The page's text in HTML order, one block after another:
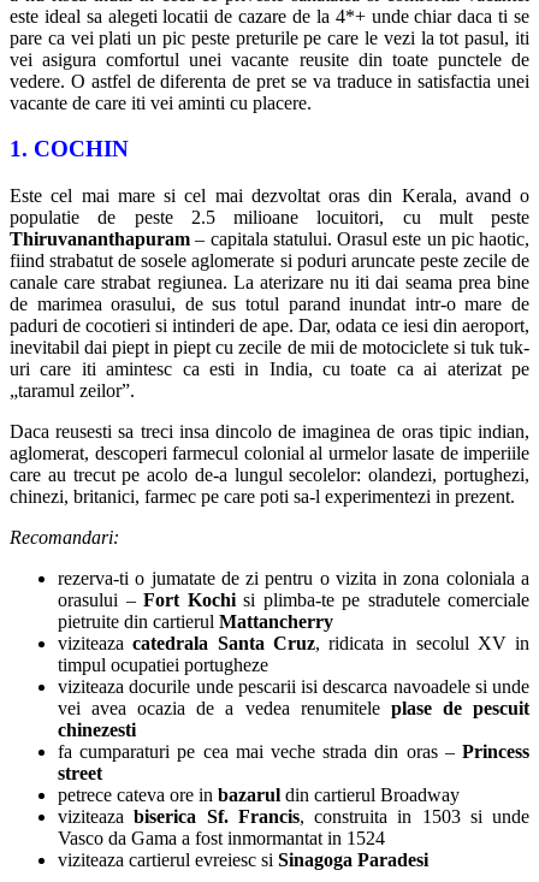
este ideal sa alegeti locatii de cazare de la 4*+ unde chiar daca ti se
pare ca vei plati un pic peste preturile pe care le vezi la tot pasul, iti
vei asigura comfortul unei vacante reusite din toate punctele de
vedere. O astfel de diferenta de pret se va traduce in satisfactia unei
vacante de care iti vei aminti cu placere.
1. COCHIN
Este cel mai mare si cel mai dezvoltat oras din Kerala, avand o
populatie de peste 2.5 milioane locuitori, cu mult peste
Thiruvananthapuram – capitala statului. Orasul este un pic haotic,
fiind strabatut de sosele aglomerate si poduri aruncate peste zecile de
canale care strabat regiunea. La aterizare nu iti dai seama prea bine
de marimea orasului, de sus totul parand inundat intr-o mare de
paduri de cocotieri si intinderi de ape. Dar, odata ce iesi din aeroport,
inevitabil dai piept in piept cu zecile de mii de motociclete si tuk tuk-
uri care iti amintesc ca esti in India, cu toate ca ai aterizat pe
„taramul zeilor”.
Daca reusesti sa treci insa dincolo de imaginea de oras tipic indian,
aglomerat, descoperi farmecul colonial al urmelor lasate de imperiile
care au trecut pe acolo de-a lungul secolelor: olandezi, portughezi,
chinezi, britanici, farmec pe care poti sa-l experimentezi in prezent.
Recomandari:
rezerva-ti o jumatate de zi pentru o vizita in zona coloniala a
orasului –Fort Kochisi plimba-te pe stradutele comerciale
pietruite din cartierul Mattancherry
viziteazacatedrala Santa Cruz, ridicata in secolul XV in
timpul ocupatiei portugheze
viziteaza docurile unde pescarii isi descarca navoadele si unde
vei avea ocazia de a vedea renumitele plase de pescuit
chinezesti
fa cumparaturi pe cea mai veche strada din oras – Princess
street
petrece cateva ore in bazarul din cartierul Broadway
viziteazabiserica Sf. Francis, construita in 1503 si unde
Vasco da Gama a fost inmormantat in 1524
viziteaza cartierul evreiesc si Sinagoga Paradesi